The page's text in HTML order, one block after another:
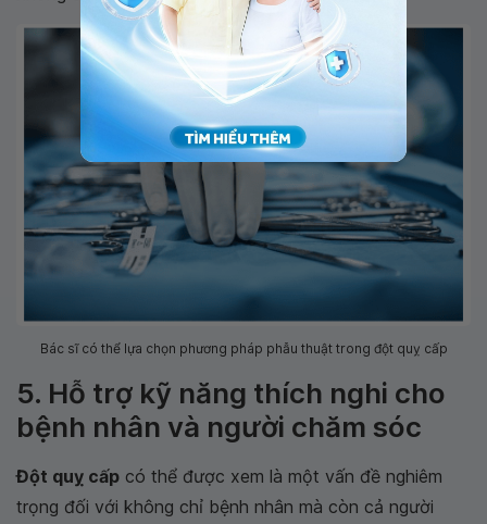
Bác sĩ có thể lựa chọn phương pháp phẫu thuật trong đột quỵ cấp
5. Hỗ trợ kỹ năng thích nghi cho
bệnh nhân và người chăm sóc
Đột quỵ cấp có thể được xem là một vấn đề nghiêm
trọng đối với không chỉ bệnh nhân mà còn cả người